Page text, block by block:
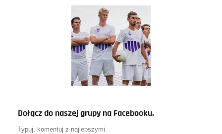
Dołącz do naszej grupy na Facebooku.
Typuj, komentuj z najlepszymi.